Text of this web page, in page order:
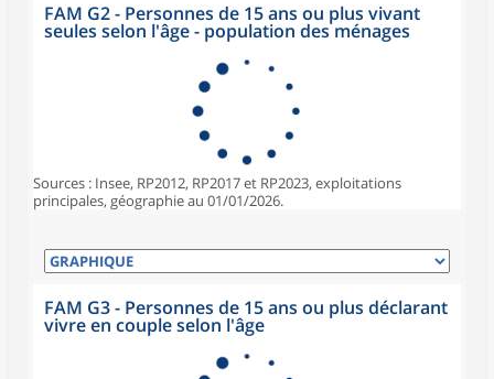
FAM G2 - Personnes de 15 ans ou plus vivant
seules selon l'âge - population des ménages
Sources : Insee, RP2012, RP2017 et RP2023, exploitations
principales, géographie au 01/01/2026.
FAM G3 - Personnes de 15 ans ou plus déclarant
vivre en couple selon l'âge